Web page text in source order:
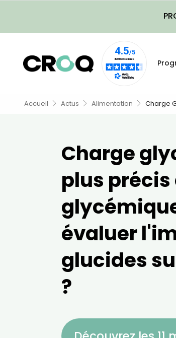
Accueil Actus Alimentation Charge
Charge
plus
évaluer
glucides
?